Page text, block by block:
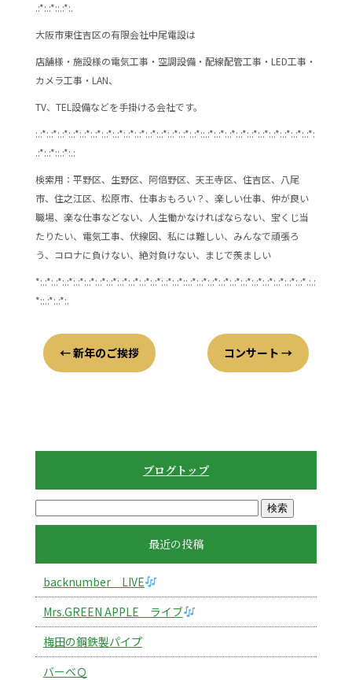
.:*:.:*::.:*:.
大阪市東住吉区の有限会社中尾電設は
店舗様・施設様の電気工事・空調設備・配線配管工事・LED工事・
カメラ工事・LAN、
TV、TEL設備などを手掛ける会社です。
:.:*:.:*:.:*:.:*:.:*:.:*:.:*:.:*:.:*:.:*:.:*:.:*:.:*:.:*:.:*::.:*:.:*:.:*:.:*:.:*:.:*:.:*:.:*:.:*:.:*:
.:*:.:*::.:*:.:
検索用：平野区、生野区、阿倍野区、天王寺区、住吉区、八尾
市、住之江区、松原市、仕事おもろい？、楽しい仕事、仲が良い
職場、楽な仕事などない、人生働かなければならない、宝くじ当
たりたい、電気工事、伏線図、私には難しい、みんなで頑張ろ
う、コロナに負けない、絶対負けない、まじで羨ましい
*:.:*:.:*:.:*:.:*:.:*:.:*:.:*:.:*:.:*:.:*:.:*:.:*:.:*::.:*:.:*:.:*:.:*:.:*:.:*:.:*:.:*:.:*:.:*:.:*.:.:
*::.:*:.:*:.
←新年のご挨拶 コンサート→
ブログトップ
最近の投稿
backnumber LIVE
Mrs.GREEN APPLE ライブ
梅田の鋼鉄製パイプ
バーべＱ